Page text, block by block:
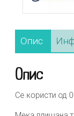
Опис
Опис
Се користи од